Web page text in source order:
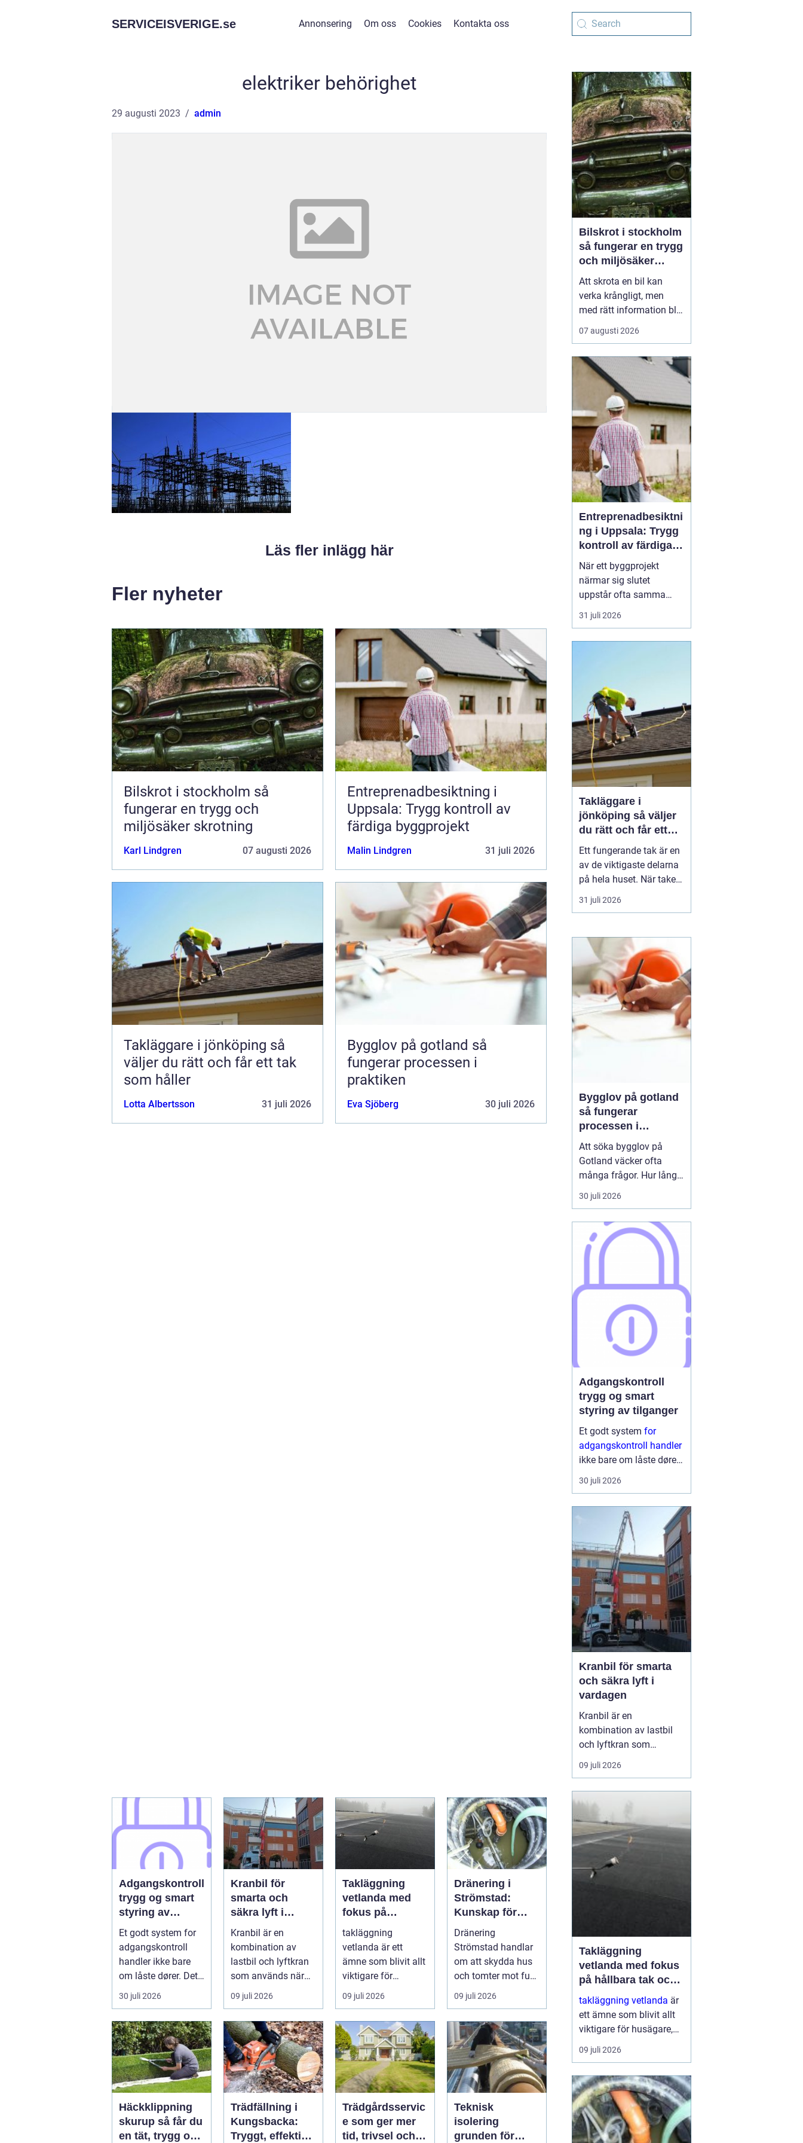
SERVICEISVERIGE.se Annonsering Om oss Cookies Kontakta oss
elektriker behörighet
29 augusti 2023 admin
Läs fler inlägg här
Fler nyheter
Bilskrot i stockholm så
fungerar en trygg och
miljösäker skrotning
Karl Lindgren 07 augusti 2026
Entreprenadbesiktning i
Uppsala: Trygg kontroll av
färdiga byggprojekt
Malin Lindgren 31 juli 2026
Takläggare i jönköping så
väljer du rätt och får ett tak
som håller
Lotta Albertsson 31 juli 2026
Bygglov på gotland så
fungerar processen i
praktiken
Eva Sjöberg 30 juli 2026
Adgangskontroll
trygg og smart
styring av
tilganger
Et godt system for
adgangskontroll
handler ikke bare
om låste dører. Det
handler om å ha
30 juli 2026
Kranbil för
smarta och
säkra lyft i
vardagen
Kranbil är en
kombination av
lastbil och lyftkran
som används när
tungt eller
09 juli 2026
Takläggning
vetlanda med
fokus på
hållbara tak och
trygga hus
takläggning
vetlanda är ett
ämne som blivit allt
viktigare för
husägare,
gar och ...
09 juli 2026
Dränering i
Strömstad:
Kunskap för
tryggare
husgrunder
Dränering
Strömstad handlar
om att skydda hus
och tomter mot fukt,
läckage och l&arin...
09 juli 2026
Häckklippning
skurup så får du
en tät, trygg och
Trädfällning i
Kungsbacka:
Tryggt, effektivt
Trädgårdsservic
e som ger mer
tid, trivsel och
Teknisk
isolering
grunden för
Bilskrot i stockholm
så fungerar en trygg
och miljösäker
skrotning
Att skrota en bil kan
verka krångligt, men
med rätt information blir
processen enkel. För
många bilägare handlar
saker: trygg
avregistrering, rimlig
ersättning och omtanke
om miljön. I
Stockholmsområdet
finns flera alternativ...
07 augusti 2026
Entreprenadbesiktni
ng i Uppsala: Trygg
kontroll av färdiga
byggprojekt
När ett byggprojekt
närmar sig slutet
uppstår ofta samma
fråga: är entreprenaden
verkligen utförd så som
ger ett tydligt svar.
Genom en strukturerad
genomgån...
31 juli 2026
Takläggare i
jönköping så väljer
du rätt och får ett
tak som håller
Ett fungerande tak är en
av de viktigaste delarna
på hela huset. När taket
börjar bli slitet påverkar
det både tryggheten,
värdet på huset. Därför
blir valet
av takläggare i
Jönköping avg...
31 juli 2026
Bygglov på gotland
så fungerar
processen i
praktiken
Att söka bygglov på
Gotland väcker ofta
många frågor. Hur lång
tid tar det? Vilka
handlingar behövs? Och
nära havet eller i Visbys
känsliga kulturmiljö? För
den som sällan har
kan bygglovsregler
kännas både ...
30 juli 2026
Adgangskontroll
trygg og smart
styring av tilganger
Et godt system for
adgangskontroll handler
ikke bare om låste dører.
Det handler om å ha
oversikt, kunne styre
sikre mennesker, verdier
og informasjon på en
ryddig måte. Moderne
lø...
30 juli 2026
Kranbil för smarta
och säkra lyft i
vardagen
Kranbil är en
kombination av lastbil
och lyftkran som
används när tungt eller
skrymmande material
säkert och
Genom att hyra en
kranbil kan
privatpersoner, företag
och entrepren&...
09 juli 2026
Takläggning
vetlanda med fokus
på hållbara tak och
trygga hus
takläggning vetlanda är
ett ämne som blivit allt
viktigare för husägare,
bostadsrättsföreningar
och fastighetsägare i
skyddar inte bara mot
regn, snö och blåst, utan
påve...
09 juli 2026